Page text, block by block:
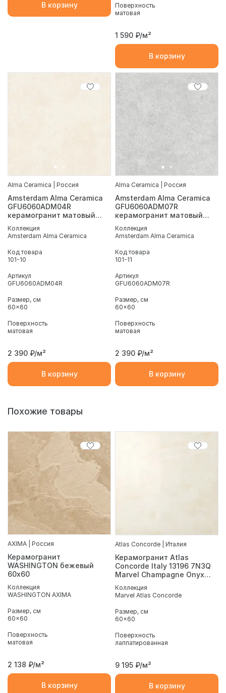
В корзину
Поверхность
матовая
1 590 ₽/м²
В корзину
Alma Ceramica | Россия
Amsterdam Alma Ceramica
GFU6060ADM04R
керамогранит матовый
Коллекция
Amsterdam Alma Ceramica
Код товара
101-10
Артикул
GFU6060ADM04R
Размер, см
60x60
Поверхность
матовая
2 390 ₽/м²
В корзину
Alma Ceramica | Россия
Amsterdam Alma Ceramica
GFU6060ADM07R
керамогранит матовый
Коллекция
Amsterdam Alma Ceramica
Код товара
101-11
Артикул
GFU6060ADM07R
Размер, см
60x60
Поверхность
матовая
2 390 ₽/м²
В корзину
Похожие товары
AXIMA | Россия
Керамогранит
WASHINGTON бежевый
60х60
Коллекция
WASHINGTON AXIMA
Размер, см
60x60
Поверхность
матовая
2 138 ₽/м²
В корзину
Atlas Concorde | Италия
Керамогранит Atlas
Concorde Italy 13196 7N3Q
Marvel Champagne Onyx
Коллекция
Marvel Atlas Concorde
Размер, см
60x60
Поверхность
лаппатированная
9 195 ₽/м²
В корзину